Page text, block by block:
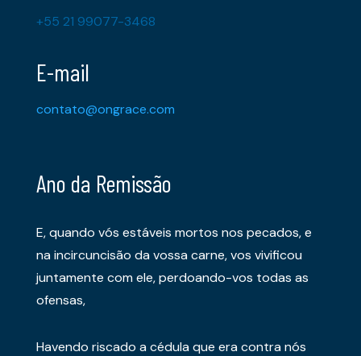
+55 21 99077-3468
E-mail
contato@ongrace.com
Ano da Remissão
E, quando vós estáveis mortos nos pecados, e
na incircuncisão da vossa carne, vos vivificou
juntamente com ele, perdoando-vos todas as
ofensas,
Havendo riscado a cédula que era contra nós